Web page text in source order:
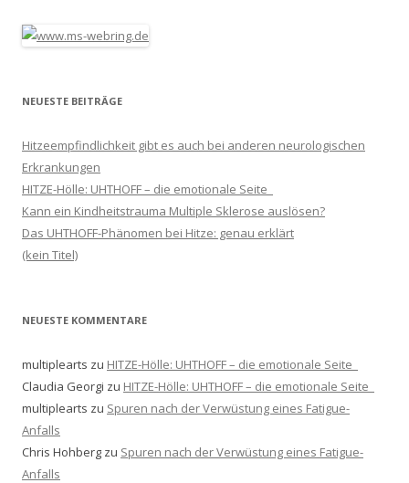
NEUESTE BEITRÄGE
Hitzeempfindlichkeit gibt es auch bei anderen neurologischen
Erkrankungen
HITZE-Hölle: UHTHOFF – die emotionale Seite
Kann ein Kindheitstrauma Multiple Sklerose auslösen?
Das UHTHOFF-Phänomen bei Hitze: genau erklärt
(kein Titel)
NEUESTE KOMMENTARE
multiplearts zu HITZE-Hölle: UHTHOFF – die emotionale Seite
Claudia Georgi zu HITZE-Hölle: UHTHOFF – die emotionale Seite
multiplearts zu Spuren nach der Verwüstung eines Fatigue-
Anfalls
Chris Hohberg zu Spuren nach der Verwüstung eines Fatigue-
Anfalls